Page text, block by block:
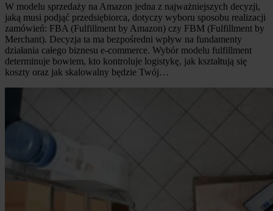
W modelu sprzedaży na Amazon jedna z najważniejszych decyzji,
jaką musi podjąć przedsiębiorca, dotyczy wyboru sposobu realizacji
zamówień: FBA (Fulfillment by Amazon) czy FBM (Fulfillment by
Merchant). Decyzja ta ma bezpośredni wpływ na fundamenty
działania całego biznesu e-commerce. Wybór modelu fulfillment
determinuje bowiem, kto kontroluje logistykę, jak kształtują się
koszty oraz jak skalowalny będzie Twój…